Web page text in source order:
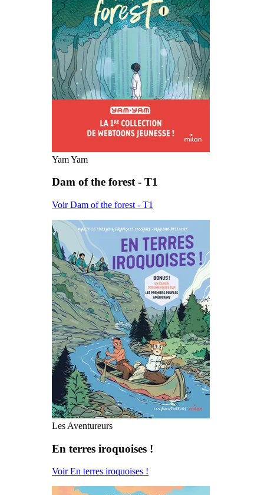
Yam Yam
Dam of the forest - T1
Voir Dam of the forest - T1
Les Aventureurs
En terres iroquoises !
Voir En terres iroquoises !